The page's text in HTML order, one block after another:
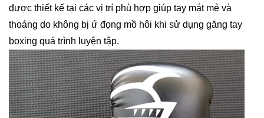
được thiết kế tại các vị trí phù hợp giúp tay mát mẻ và
thoáng do không bị ứ đọng mồ hôi khi sử dụng găng tay
boxing quá trình luyện tập.